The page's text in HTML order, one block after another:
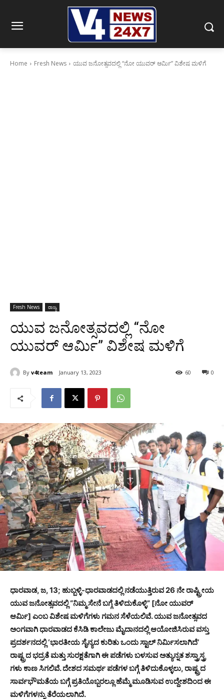
Home Fresh News ಯುವ ಜನೋತ್ಸವದಲ್ಲಿ “ನೋ ಯುವರ್ ಆರ್ಮಿ” ವಿಶೇಷ ಮಳಿಗೆ
Fresh News ರಾಜ್ಯ
ಯುವ ಜನೋತ್ಸವದಲ್ಲಿ “ನೋ
ಯುವರ್ ಆರ್ಮಿ” ವಿಶೇಷ ಮಳಿಗೆ
By v4team January 13, 2023 0
60
ಧಾರವಾಡ, ಜ, 13; ಹುಬ್ಬಳ್ಳಿ-ಧಾರವಾಡದಲ್ಲಿ ನಡೆಯುತ್ತಿರುವ 26 ನೇ ರಾಷ್ಟ್ರೀಯ
ಯುವ ಜನೋತ್ಸವದಲ್ಲಿ “ನಿಮ್ಮ ಸೇನೆ ಬಗ್ಗೆ ತಿಳಿದುಕೊಳ್ಳಿ” [ನೋ ಯುವರ್
ಆರ್ಮಿ] ಎಂಬ ವಿಶೇಷ ಮಳಿಗೆಗಳು ಗಮನ ಸೆಳೆಯಲಿವೆ. ಯುವ ಜನೋತ್ಸವದ
ಅಂಗವಾಗಿ ಧಾರವಾಡದ ಕೆಸಿಡಿ ಕಾಲೇಜು ಮೈದಾನದಲ್ಲಿ ಆಯೋಜಿಸಿರುವ ವಸ್ತು
ಪ್ರದರ್ಶನದಲ್ಲಿ ‘ಭಾರತೀಯ ಸೈನ್ಯದ ಕುರಿತು ಒಂದು ಸ್ಟಾಲ್ ನಿರ್ಮಿಸಲಾಗಿದೆ’
ರಾಷ್ಟ್ರದ ಭದ್ರತೆ ಮತ್ತು ಸುರಕ್ಷತೆಗಾಗಿ ಈ ಪಡೆಗಳು ಬಳಸುವ ಅತ್ಯುನ್ನತ ಶಸ್ತ್ರಾಸ್ತ್ರ
ಗಳು ಕಾಣ ಸಿಗಲಿವೆ. ದೇಶದ ಸಮರ್ಥ ಪಡೆಗಳ ಬಗ್ಗೆ ತಿಳಿದುಕೊಳ್ಳಲು, ರಾಷ್ಟ್ರದ
ಸಾರ್ವಭೌಮತೆಯ ಬಗ್ಗೆ ಪ್ರತಿಯೊಬ್ಬರಲ್ಲೂ ಹೆಮ್ಮೆ ಮೂಡಿಸುವ ಉದ್ದೇಶದಿಂದ ಈ
ಮಳಿಗೆಗಳನ್ನು ತೆರೆಯಲಾಗಿದೆ.